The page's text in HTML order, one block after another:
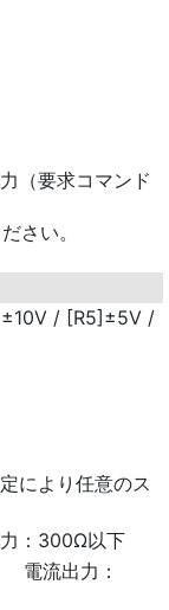
（要求コマンド
さい。
/ [R5]±5V /
により任意のス
：300Ω以下
電流出力：